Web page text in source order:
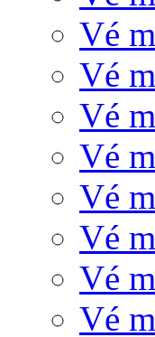
Vé
Vé
Vé
Vé
Vé
Vé
Vé
Vé